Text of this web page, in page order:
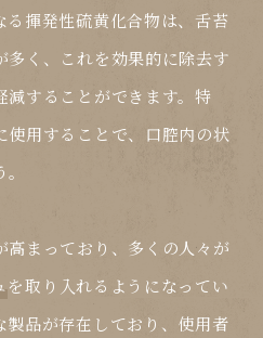
る揮発性硫黄化合物は、舌苔
多く、これを効果的に除去す
減することができます。特
使用することで、口腔内の状
まっており、多くの人々が
を取り入れるようになってい
製品が存在しており、使用者